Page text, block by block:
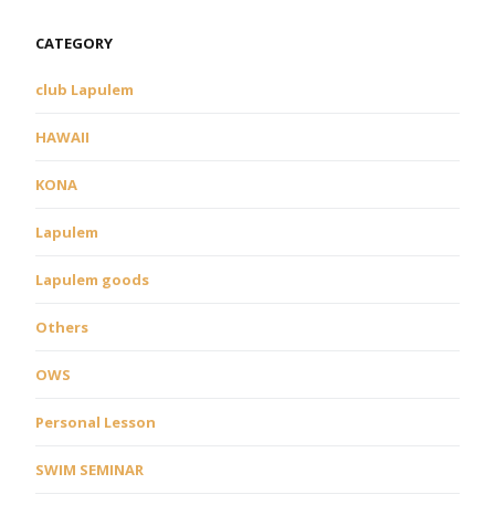
CATEGORY
club Lapulem
HAWAII
KONA
Lapulem
Lapulem goods
Others
OWS
Personal Lesson
SWIM SEMINAR